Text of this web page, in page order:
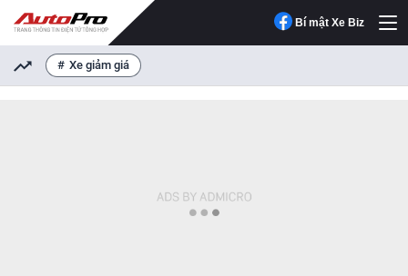
Bí mật Xe Biz
Xe giảm giá